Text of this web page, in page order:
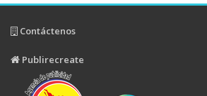
Contáctenos
Publirecreate